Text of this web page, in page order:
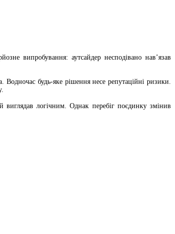
випробування: аутсайдер несподівано нав’язав
будь-яке рішення несе репутаційні ризики.
логічним. Однак перебіг поєдинку змінив